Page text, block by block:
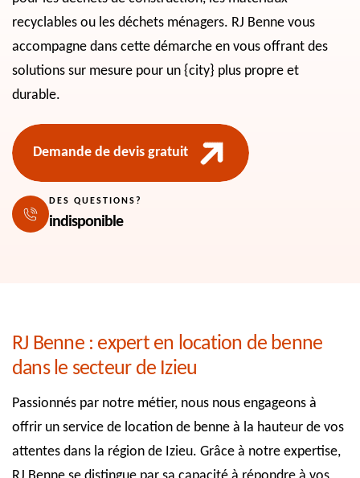
recyclables ou les déchets ménagers. RJ Benne vous
accompagne dans cette démarche en vous offrant des
solutions sur mesure pour un {city} plus propre et
durable.
Demande de devis gratuit
DES QUESTIONS?
indisponible
RJ Benne : expert en location de benne
dans le secteur de Izieu
Passionnés par notre métier, nous nous engageons à
offrir un service de location de benne à la hauteur de vos
attentes dans la région de Izieu. Grâce à notre expertise,